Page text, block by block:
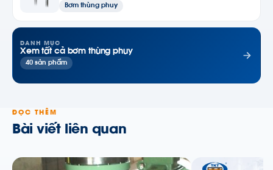
Bơm thùng phuy
DANH MỤC
Xem tất cả bơm thùng phuy
40 sản phẩm
ĐỌC THÊM
Bài viết liên quan